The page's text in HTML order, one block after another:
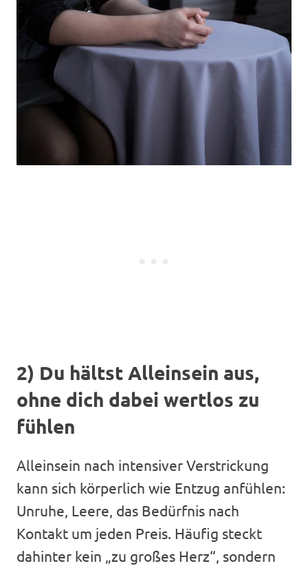
2) Du hältst Alleinsein aus,
ohne dich dabei wertlos zu
fühlen
Alleinsein nach intensiver Verstrickung
kann sich körperlich wie Entzug anfühlen:
Unruhe, Leere, das Bedürfnis nach
Kontakt um jeden Preis. Häufig steckt
dahinter kein „zu großes Herz“, sondern